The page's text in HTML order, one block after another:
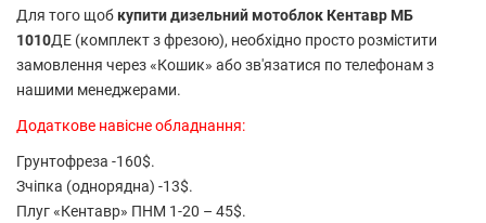
Для того щоб купити дизельний мотоблок Кентавр МБ
1010ДЕ (комплект з фрезою), необхідно просто розмістити
замовлення через «Кошик» або зв'язатися по телефонам з
нашими менеджерами.
Додаткове навісне обладнання:
Грунтофреза -160$.
Зчіпка (однорядна) -13$.
Плуг «Кентавр» ПНМ 1-20 – 45$.